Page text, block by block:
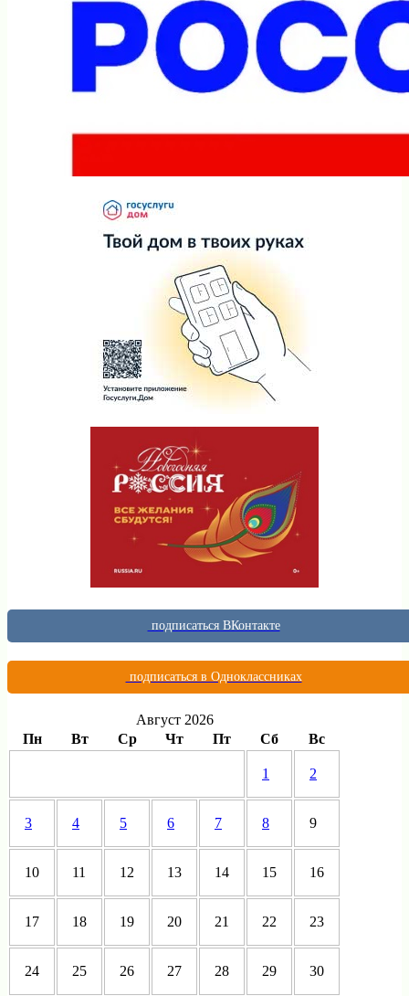
подписаться ВКонтакте
подписаться в Одноклассниках
Август 2026
Пн
Вт Ср Чт Пт Сб Вс
1 2
3 4 5 6 7 8 9
10 11 12 13 14 15 16
17 18 19 20 21 22 23
24 25 26 27 28 29 30